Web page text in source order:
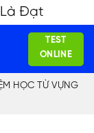
Là Đạt
TEST
ONLINE
HỌC TỪ VỰNG